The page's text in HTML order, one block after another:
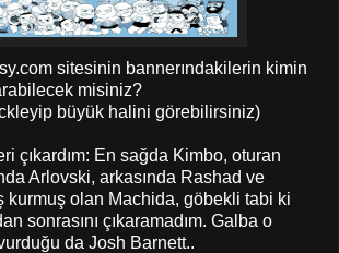
sitesinin bannerındakilerin kimin
misiniz?
büyük halini görebilirsiniz)
çıkardım: En sağda Kimbo, oturan
Arlovski, arkasında Rashad ve
kurmuş olan Machida, göbekli tabi ki
sonrasını çıkaramadım. Galba o
da Josh Barnett..